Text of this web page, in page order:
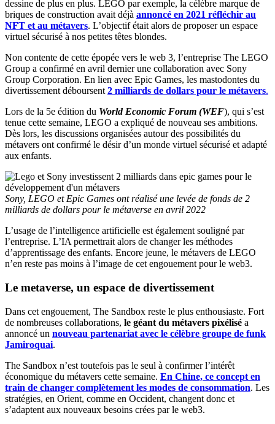
dessine de plus en plus. LEGO par exemple, la célèbre marque de
briques de construction avait déjà annoncé en 2021 réfléchir au
NFT et au métavers. L’objectif était alors de proposer un espace
virtuel sécurisé à nos petites têtes blondes.
Non contente de cette épopée vers le web 3, l’entreprise The LEGO
Group a confirmé en avril dernier une collaboration avec Sony
Group Corporation. En lien avec Epic Games, les mastodontes du
divertissement déboursent 2 milliards de dollars pour le métavers.
Lors de la 5e édition du World Economic Forum (WEF), qui s’est
tenue cette semaine, LEGO a expliqué de nouveau ses ambitions.
Dès lors, les discussions organisées autour des possibilités du
métavers ont confirmé le désir d’un monde virtuel sécurisé et adapté
aux enfants.
Sony, LEGO et Epic Games ont réalisé une levée de fonds de 2
milliards de dollars pour le métaverse en avril 2022
L’usage de l’intelligence artificielle est également souligné par
l’entreprise. L’IA permettrait alors de changer les méthodes
d’apprentissage des enfants. Encore jeune, le métavers de LEGO
n’en reste pas moins à l’image de cet engouement pour le web3.
Le metaverse, un espace de divertissement
Dans cet engouement, The Sandbox reste le plus enthousiaste. Fort
de nombreuses collaborations, le géant du métavers pixélisé a
annoncé un nouveau partenariat avec le célèbre groupe de funk
Jamiroquai.
The Sandbox n’est toutefois pas le seul à confirmer l’intérêt
économique du métavers cette semaine. En Chine, ce concept en
train de changer complètement les modes de consommation. Les
stratégies, en Orient, comme en Occident, changent donc et
s’adaptent aux nouveaux besoins crées par le web3.